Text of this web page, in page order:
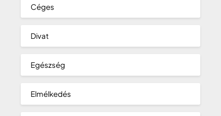
Céges
Divat
Egészség
Elmélkedés